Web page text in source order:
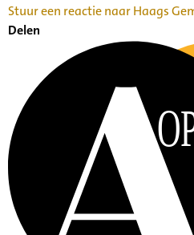
Stuur een reactie naar Haags
Delen